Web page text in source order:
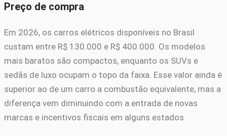
Preço de compra
Em 2026, os carros elétricos disponíveis no Brasil
custam entre R$ 130.000 e R$ 400.000. Os modelos
mais baratos são compactos, enquanto os SUVs e
sedãs de luxo ocupam o topo da faixa. Esse valor ainda é
superior ao de um carro a combustão equivalente, mas a
diferença vem diminuindo com a entrada de novas
marcas e incentivos fiscais em alguns estados.